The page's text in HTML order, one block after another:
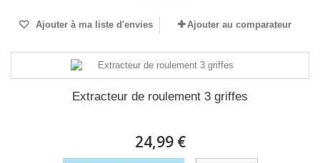
Ajouter à ma liste d'envies Ajouter au comparateur
Extracteur de roulement 3 griffes
24,99 €